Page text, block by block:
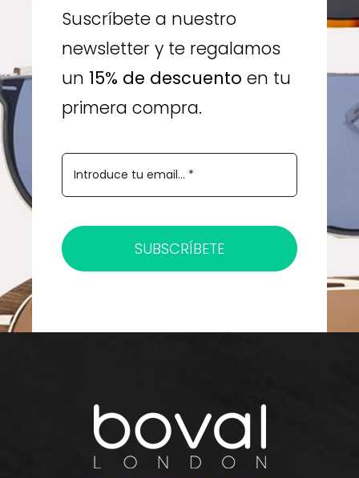
Suscríbete a nuestro
newsletter y te regalamos
un 15% de descuento en tu
primera compra.
SUBSCRÍBETE